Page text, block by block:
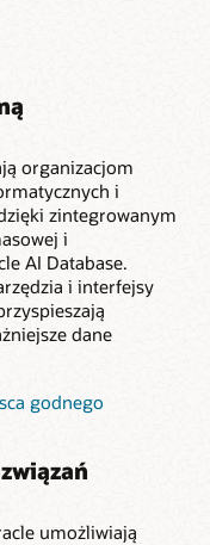
organizacjom
i
zintegrowanym
i
AI Database.
i interfejsy
dane
godnego
umożliwiają